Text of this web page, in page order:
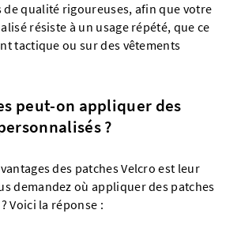
de qualité rigoureuses, afin que votre
résiste à un usage répété, que ce
tactique ou sur des vêtements
peut-on appliquer des
?
des patches Velcro est leur
demandez où appliquer des patches
Voici la réponse :